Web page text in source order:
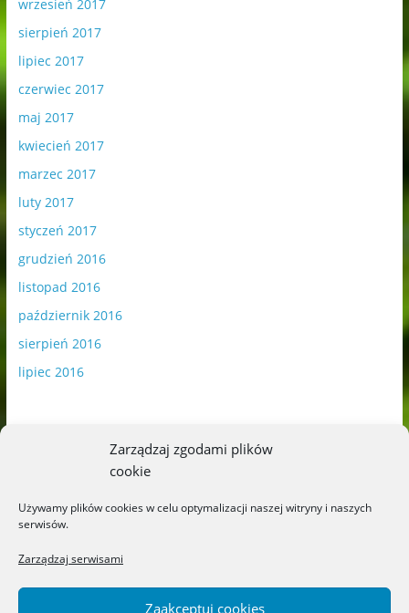
Zarządzaj zgodami plików
cookie
Używamy plików cookies w celu optymalizacji naszej witryny i naszych
serwisów.
Zarządzaj serwisami
Zaakceptuj cookies
wrzesień 2017
sierpień 2017
lipiec 2017
czerwiec 2017
maj 2017
kwiecień 2017
marzec 2017
luty 2017
styczeń 2017
grudzień 2016
listopad 2016
październik 2016
sierpień 2016
lipiec 2016